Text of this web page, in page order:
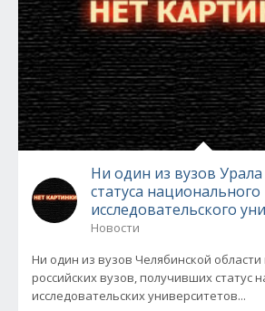
Ни один из вузов
статуса национального
исследовательского
Новости
Ни один из вузов Челябинской
российских вузов, получивших статус
исследовательских университетов...